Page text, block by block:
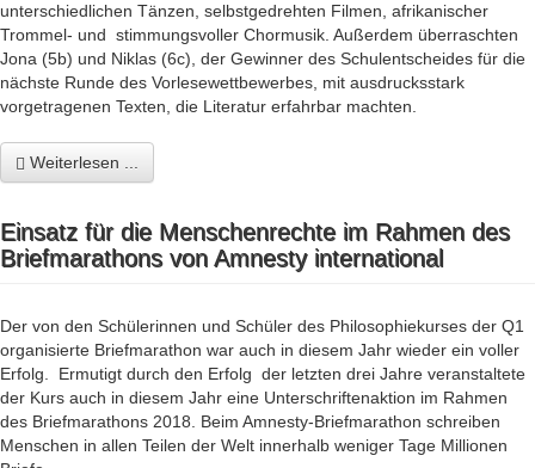
unterschiedlichen Tänzen, selbstgedrehten Filmen, afrikanischer
Trommel- und stimmungsvoller Chormusik. Außerdem überraschten
Jona (5b) und Niklas (6c), der Gewinner des Schulentscheides für die
nächste Runde des Vorlesewettbewerbes, mit ausdrucksstark
vorgetragenen Texten, die Literatur erfahrbar machten.
Weiterlesen ...
Einsatz für die Menschenrechte im Rahmen des
Briefmarathons von Amnesty international
Der von den Schülerinnen und Schüler des Philosophiekurses der Q1
organisierte Briefmarathon war auch in diesem Jahr wieder ein voller
Erfolg. Ermutigt durch den Erfolg der letzten drei Jahre veranstaltete
der Kurs auch in diesem Jahr eine Unterschriftenaktion im Rahmen
des Briefmarathons 2018. Beim Amnesty-Briefmarathon schreiben
Menschen in allen Teilen der Welt innerhalb weniger Tage Millionen